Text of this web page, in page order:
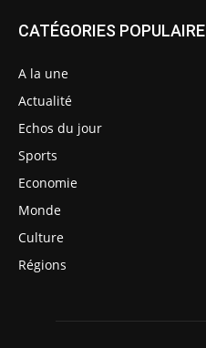
CATÉGORIES POPULAIRE
A la une
Actualité
Echos du jour
Sports
Economie
Monde
Culture
Régions